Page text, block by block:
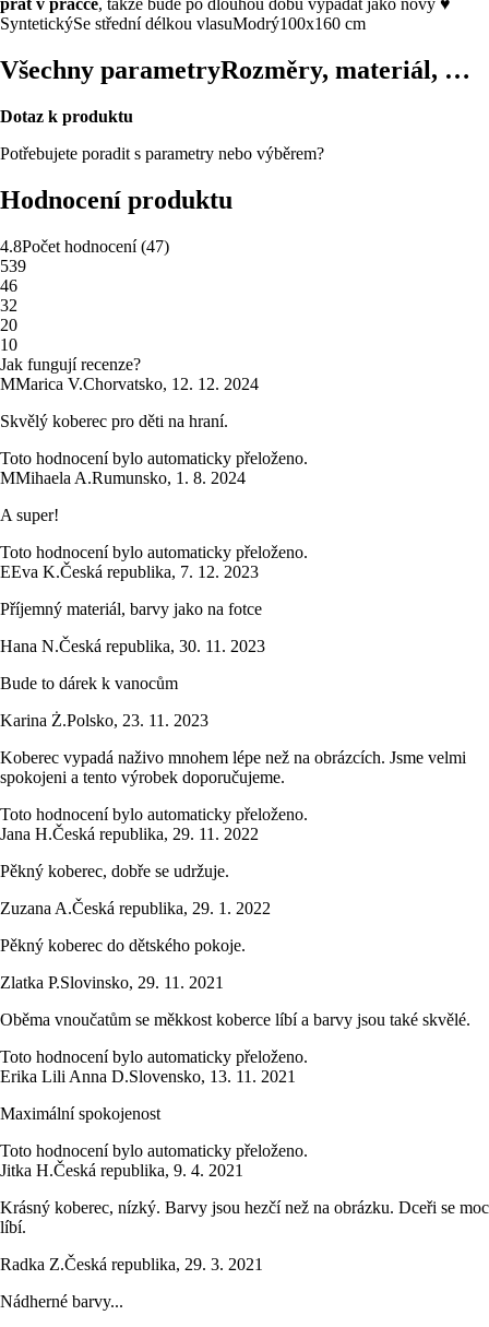
SyntetickýSe střední délkou vlasuModrý100x160 cm
Všechny parametryRozměry, materiál, …
Dotaz k produktu
Potřebujete poradit s parametry nebo výběrem?
Hodnocení produktu
4.8Počet hodnocení(47)
539
46
32
20
10
Jak fungují recenze?
MMarica V.Chorvatsko, 12. 12. 2024
Skvělý koberec pro děti na hraní.
Toto hodnocení bylo automaticky přeloženo.
MMihaela A.Rumunsko, 1. 8. 2024
A super!
Toto hodnocení bylo automaticky přeloženo.
EEva K.Česká republika, 7. 12. 2023
Příjemný materiál, barvy jako na fotce
Hana N.Česká republika, 30. 11. 2023
Bude to dárek k vanocům
Karina Ż.Polsko, 23. 11. 2023
Koberec vypadá naživo mnohem lépe než na obrázcích. Jsme velmi
spokojeni a tento výrobek doporučujeme.
Toto hodnocení bylo automaticky přeloženo.
Jana H.Česká republika, 29. 11. 2022
Pěkný koberec, dobře se udržuje.
Zuzana A.Česká republika, 29. 1. 2022
Pěkný koberec do dětského pokoje.
Zlatka P.Slovinsko, 29. 11. 2021
Oběma vnoučatům se měkkost koberce líbí a barvy jsou také skvělé.
Toto hodnocení bylo automaticky přeloženo.
Erika Lili Anna D.Slovensko, 13. 11. 2021
Maximální spokojenost
Toto hodnocení bylo automaticky přeloženo.
Jitka H.Česká republika, 9. 4. 2021
Krásný koberec, nízký. Barvy jsou hezčí než na obrázku. Dceři se moc
líbí.
Radka Z.Česká republika, 29. 3. 2021
Nádherné barvy...